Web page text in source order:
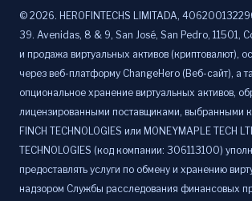
© 2026. HEROFINTECHS LIMITADA,
39. Avenidas, 8 & 9, San José, San Pedro, 11501,
и продажа виртуальных активов (криптовалют),
через веб-платформу ChangeHero (Веб-сайт), а
опциональное хранение виртуальных активов,
лицензированными поставщиками, выбранными
FINCH TECHNOLOGIES или MONEYMAPLE TECH
TECHNOLOGIES (код компании: 306113100)
предоставлять услуги по обмену и хранению
надзором Службы расследования финансовых